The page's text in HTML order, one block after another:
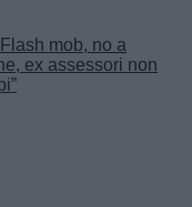
mob, no a
ex assessori non